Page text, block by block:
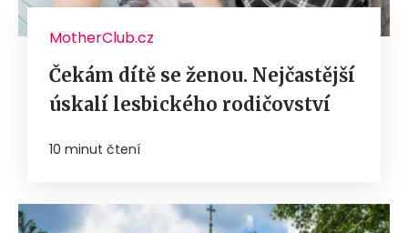
MotherClub.cz
Čekám dítě se ženou. Nejčastější
úskalí lesbického rodičovství
10 minut čtení